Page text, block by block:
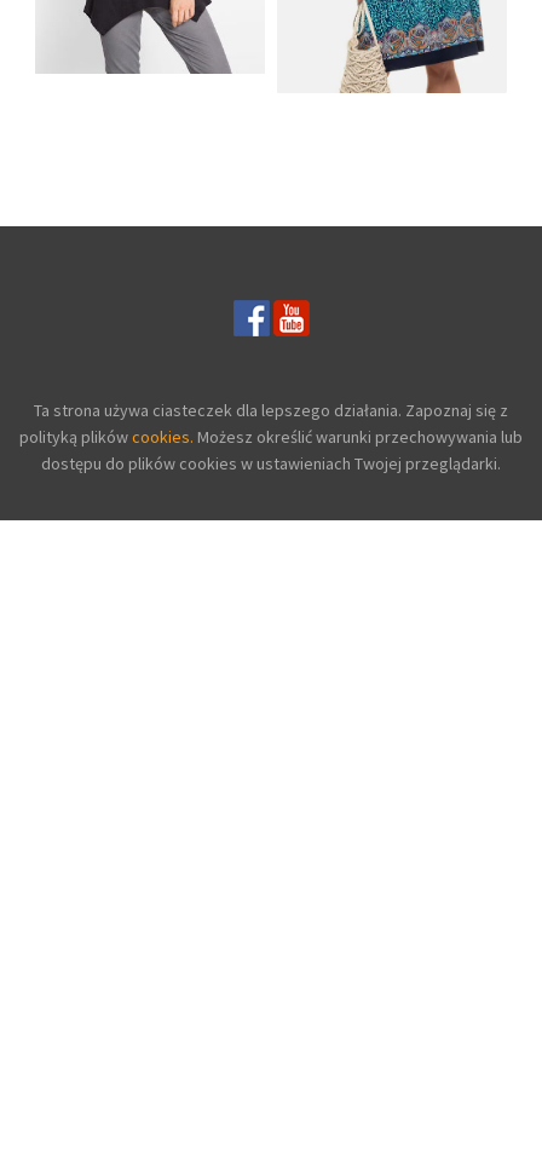
Ta strona używa ciasteczek dla lepszego działania. Zapoznaj się z
polityką plikówcookies. Możesz określić warunki przechowywania lub
dostępu do plików cookies w ustawieniach Twojej przeglądarki.